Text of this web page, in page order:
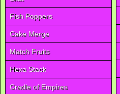
Fish Poppers
Cake Merge
Match Fruits
Hexa Stack
Cradle of Empires